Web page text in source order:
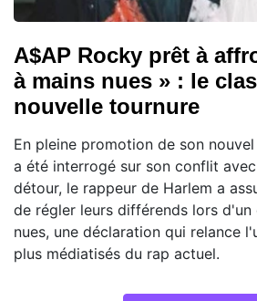
A$AP Rocky prêt à
à mains nues » : le
nouvelle tournure
En pleine promotion de son
a été interrogé sur son conflit
détour, le rappeur de Harlem a
de régler leurs différends lors d'un
nues, une déclaration qui relance
plus médiatisés du rap actuel.